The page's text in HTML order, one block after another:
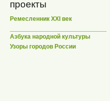
проекты
Ремесленник XXI век
Азбука народной культуры
Узоры городов России